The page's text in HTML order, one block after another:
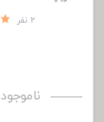
2 نفر
ناموجود